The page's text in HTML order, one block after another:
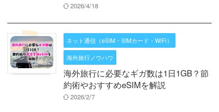
2026/4/18
ネット通信（eSIM・SIMカード・WiFi）
海外旅行ノウハウ
海外旅行に必要なギガ数は1日1GB？節
約術やおすすめeSIMを解説
2026/2/7